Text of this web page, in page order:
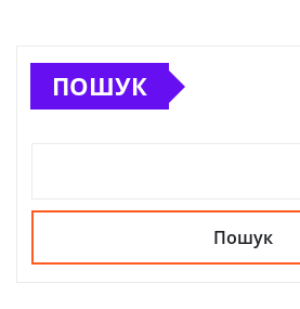
ПОШУК
Пошук